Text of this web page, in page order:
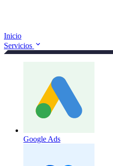
Inicio
Servicios
Google Ads